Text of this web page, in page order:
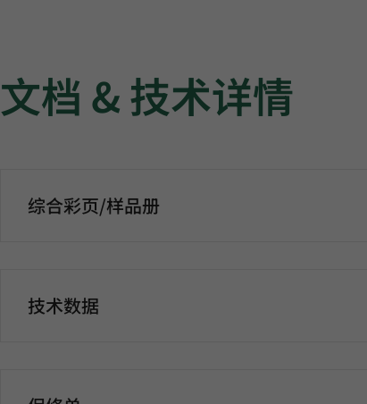
文档 & 技术详情
综合彩页/样品册
技术数据